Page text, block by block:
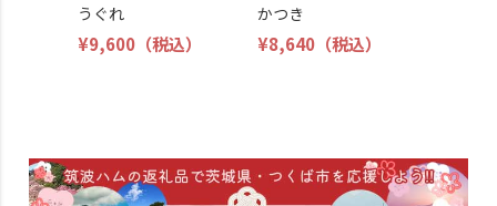
うぐれ
¥9,600 （税込）
かつき
¥8,640 （税込）